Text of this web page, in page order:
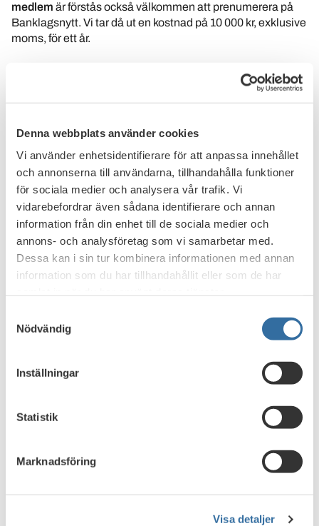
Denna webbplats använder cookies
Vi använder enhetsidentifierare för att anpassa innehållet
och annonserna till användarna, tillhandahålla funktioner
för sociala medier och analysera vår trafik. Vi
vidarebefordrar även sådana identifierare och annan
information från din enhet till de sociala medier och
annons- och analysföretag som vi samarbetar med.
Dessa kan i sin tur kombinera informationen med annan
information som du har tillhandahållit eller som de har
Nödvändig
Inställningar
Statistik
Marknadsföring
Visa detaljer
medlem är förstås också välkommen att prenumerera på
Banklagsnytt. Vi tar då ut en kostnad på 10 000 kr, exklusive
moms, för ett år.
Prenumeration
Banklagsnytt december 2025
Prenumerera